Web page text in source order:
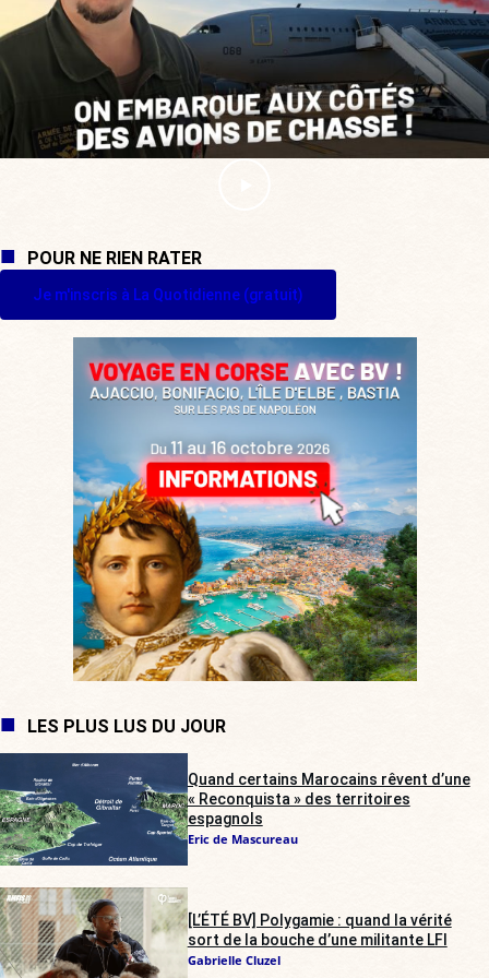
POUR NE RIEN RATER
Je m'inscris à La Quotidienne (gratuit)
LES PLUS LUS DU JOUR
Quand certains Marocains rêvent d’une
« Reconquista » des territoires
espagnols
Eric de Mascureau
[L’ÉTÉ BV] Polygamie : quand la vérité
sort de la bouche d’une militante LFI
Gabrielle Cluzel